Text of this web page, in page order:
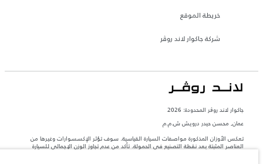
خريطة الموقع
شركة جاكوار لاند روڤر
جاكوار لاند روڨر المحدودة: 2026
عمان, محسن حيدر درويش ش.م.م
تعكس الأوزان المذكورة مواصفات السيارة القياسية. سوف تؤثر الإكسسوارات وغيرها من
العناصر المثبتة بعد نقطة التصنيع في الحمولة. تأكد من عدم تجاوز الوزن الإجمالي للسيارة